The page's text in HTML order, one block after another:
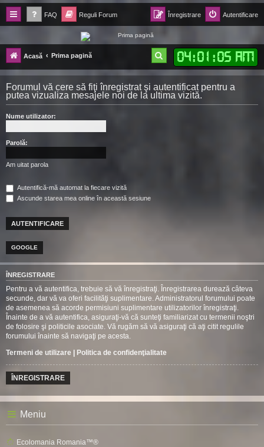
FAQ Reguli Forum Autentificare
Înregistrare
Forum Ecolomania™®
-= Idei pentru viitor =-
Acasă Prima pagină 04:01 :06 AM
ă
u
Forumul vă cere să fiţi înregistrat şi autentificat pentru a
putea vizualiza mesajele noi de la ultima vizită.
Nume utilizator:
Parolă:
Am uitat parola
Autentifică-mă automat la fiecare vizită
Ascunde starea mea online în această sesiune
GOOGLE
ÎNREGISTRARE
Pentru a vă autentifica, trebuie să vă înregistraţi. Înregistrarea durează câteva
secunde, dar vă va oferi facilităţi suplimentare. Administratorul forumului poate
de asemenea să acorde permisiuni suplimentare utilizatorilor înregistraţi.
Înainte de a vă autentifica, asiguraţi-vă că sunteţi familiarizat cu termenii noştri
de folosire şi politicile asociate. Vă rugăm să vă asiguraţi că aţi citit regulile
forumului înainte să navigaţi pe acesta.
Termeni de utilizare | Politica de confidenţialitate
ÎNREGISTRARE
Meniu
Ecolomania Romania™®